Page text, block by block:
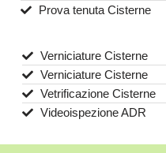
Prova tenuta Cisterne
Verniciature Cisterne
Verniciature Cisterne
Vetrificazione Cisterne
Videoispezione ADR